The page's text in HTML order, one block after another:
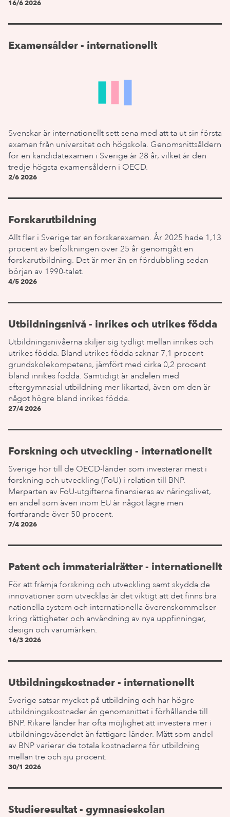
16/6 2026
Examensålder - internationellt
Svenskar är internationellt sett sena med att ta ut sin första
examen från universitet och högskola. Genomsnittsåldern
för en kandidatexamen i Sverige är 28 år, vilket är den
tredje högsta examensåldern i OECD.
2/6 2026
Forskarutbildning
Allt fler i Sverige tar en forskarexamen. År 2025 hade 1,13
procent av befolkningen över 25 år genomgått en
forskarutbildning. Det är mer än en fördubbling sedan
början av 1990-talet.
4/5 2026
Utbildningsnivå - inrikes och utrikes födda
Utbildningsnivåerna skiljer sig tydligt mellan inrikes och
utrikes födda. Bland utrikes födda saknar 7,1 procent
grundskolekompetens, jämfört med cirka 0,2 procent
bland inrikes födda. Samtidigt är andelen med
eftergymnasial utbildning mer likartad, även om den är
något högre bland inrikes födda.
27/4 2026
Forskning och utveckling - internationellt
Sverige hör till de OECD-länder som investerar mest i
forskning och utveckling (FoU) i relation till BNP.
Merparten av FoU-utgifterna finansieras av näringslivet,
en andel som även inom EU är något lägre men
fortfarande över 50 procent.
7/4 2026
Patent och immaterialrätter - internationellt
För att främja forskning och utveckling samt skydda de
innovationer som utvecklas är det viktigt att det finns bra
nationella system och internationella överenskommelser
kring rättigheter och användning av nya uppfinningar,
design och varumärken.
16/3 2026
Utbildningskostnader - internationellt
Sverige satsar mycket på utbildning och har högre
utbildningskostnader än genomsnittet i förhållande till
BNP. Rikare länder har ofta möjlighet att investera mer i
utbildningsväsendet än fattigare länder. Mätt som andel
av BNP varierar de totala kostnaderna för utbildning
mellan tre och sju procent.
30/1 2026
Studieresultat - gymnasieskolan